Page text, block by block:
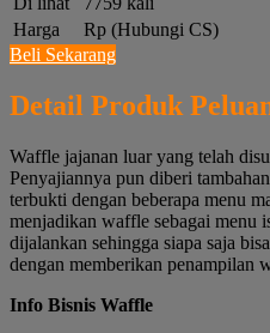
Harga
Rp (Hubungi CS)
Beli Sekarang
Detail Produk
Waffle jajanan luar yang telah
Penyajiannya pun diberi
terbukti dengan beberapa menu
menjadikan waffle sebagai menu
dijalankan sehingga siapa saja
dengan memberikan penampilan
Info Bisnis Waffle